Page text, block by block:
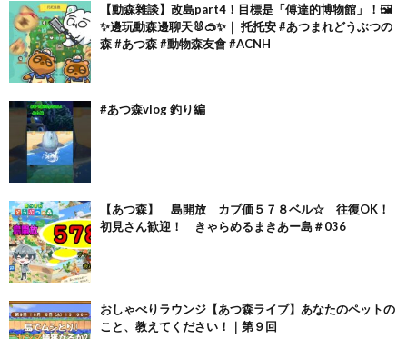
【動森雜談】改島part4！目標是「傅達的博物館」！🖼️
✨邊玩動森邊聊天🐰🥽✨｜ 托托安 #あつまれどうぶつの
森 #あつ森 #動物森友會 #ACNH
#あつ森vlog 釣り編
【あつ森】 島開放 カブ価５７８ベル☆ 往復OK！
初見さん歓迎！ きゃらめるまきあー島＃036
おしゃべりラウンジ【あつ森ライブ】あなたのペットの
こと、教えてください！｜第９回